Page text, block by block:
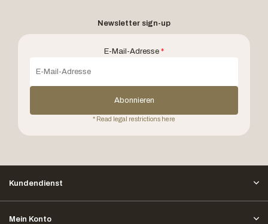
Newsletter sign-up
E-Mail-Adresse *
Abonnieren
* Read legal restrictions here
Kundendienst
Mein Konto